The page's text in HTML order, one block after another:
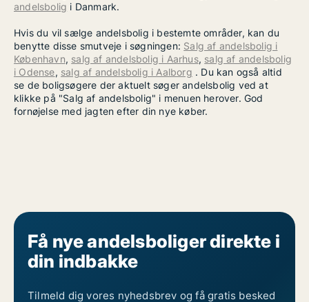
andelsbolig i Danmark.
Hvis du vil sælge andelsbolig i bestemte områder, kan du
benytte disse smutveje i søgningen: Salg af andelsbolig i
København, salg af andelsbolig i Aarhus, salg af andelsbolig
i Odense, salg af andelsbolig i Aalborg . Du kan også altid
se de boligsøgere der aktuelt søger andelsbolig ved at
klikke på "Salg af andelsbolig" i menuen herover. God
fornøjelse med jagten efter din nye køber.
Få nye andelsboliger direkte i
din indbakke
Tilmeld dig vores nyhedsbrev og få gratis besked